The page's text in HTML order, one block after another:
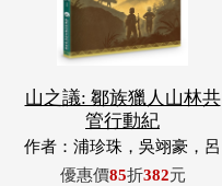
山之議: 鄒族獵人山林共
管行動紀
作者：浦珍珠，吳翊豪，呂
翊齊，張惠東，許玉青，王
優惠價85折382元